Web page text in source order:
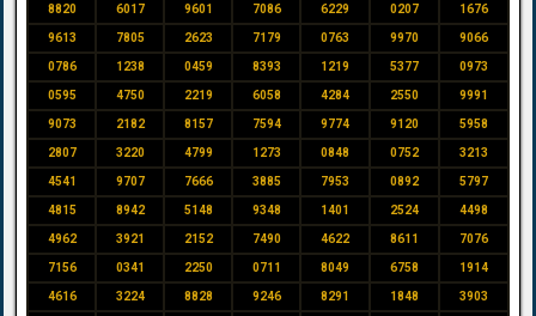
8820 6017 9601 7086 6229 0207 1676
9613 7805 2623 7179 0763 9970 9066
0786 1238 0459 8393 1219 5377 0973
0595 4750 2219 6058 4284 2550 9991
9073 2182 8157 7594 9774 9120 5958
2807 3220 4799 1273 0848 0752 3213
4541 9707 7666 3885 7953 0892 5797
4815 8942 5148 9348 1401 2524 4498
4962 3921 2152 7490 4622 8611 7076
7156 0341 2250 0711 8049 6758 1914
4616 3224 8828 9246 8291 1848 3903